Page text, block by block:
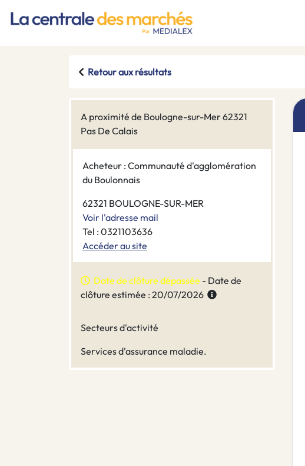
Retour aux résultats
A proximité de Boulogne-sur-Mer 62321
Pas De Calais
Acheteur : Communauté d'agglomération
du Boulonnais
62321 BOULOGNE-SUR-MER
Voir l'adresse mail
Tel : 0321103636
Accéder au site
Date de clôture dépassée - Date de
clôture estimée : 20/07/2026
Secteurs d'activité
Services d'assurance maladie.